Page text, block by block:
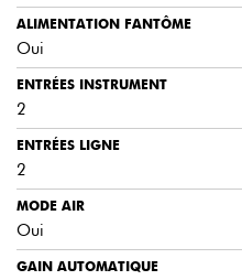
ALIMENTATION FANTÔME
Oui
ENTRÉES INSTRUMENT
2
ENTRÉES LIGNE
2
MODE AIR
Oui
GAIN AUTOMATIQUE